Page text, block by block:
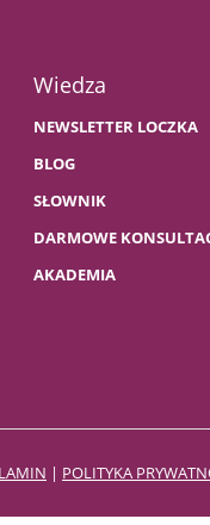
Wiedza
NEWSLETTER LOCZKA
BLOG
SŁOWNIK
DARMOWE
AKADEMIA
| POLITYKA